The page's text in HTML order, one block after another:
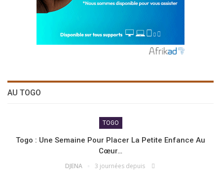
AU TOGO
TOGO
Togo : Une Semaine Pour Placer La Petite Enfance Au
Cœur…
DJENA 3 journées depuis